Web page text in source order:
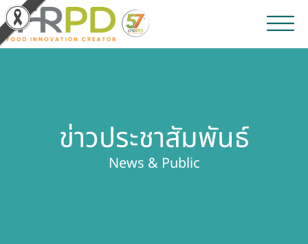
ผลิตภัณฑ์และจำหน่าย
ข่าวประชาสัมพันธ์
News & Public